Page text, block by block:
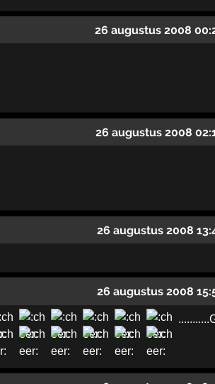
26 augustus 2008
26 augustus 2008
26 augustus 2008
26 augustus 2008